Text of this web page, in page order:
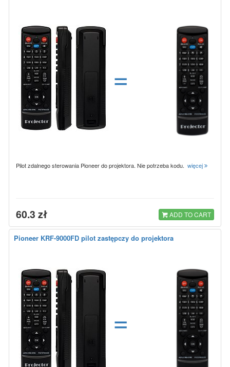
=
Pilot zdalnego sterowania Pioneer do projektora. Nie potrzeba kodu. więcej
60.3 zł ADD TO CART
Pioneer KRF-9000FD pilot zastępczy do projektora
=